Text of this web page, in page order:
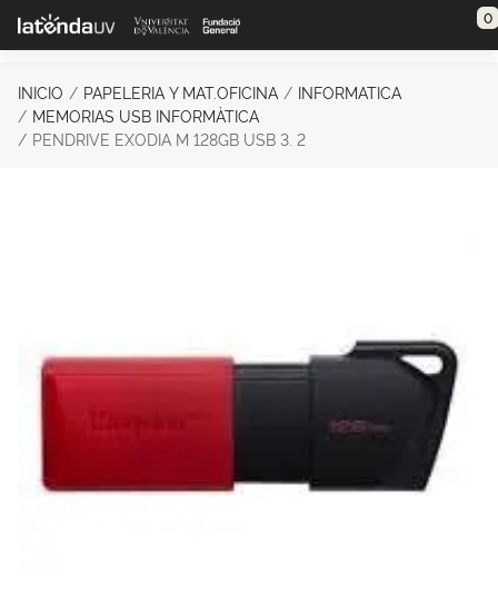
Saltar al contenido principal 0
INICIO PAPELERIA Y MAT.OFICINA
INFORMATICA
MEMORIAS USB INFORMÀTICA
PENDRIVE EXODIA M 128GB USB 3. 2